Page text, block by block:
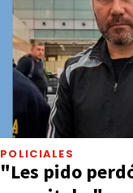
POLICIALES
"Les pido